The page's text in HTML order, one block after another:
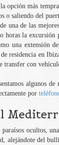
opción más
o saliendo del
una de las
horas la
una extensión
residencia en
transfer con
algunos
por
paraísos ocultos,
alejándote del